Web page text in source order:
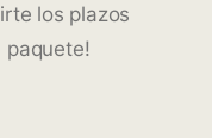
los plazos
paquete!